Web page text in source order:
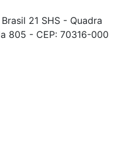
21 SHS - Quadra
805 - CEP: 70316-000